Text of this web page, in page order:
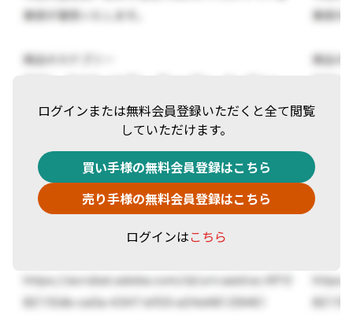
ログインまたは無料会員登録いただくと全て閲覧
していただけます。
買い手様の無料会員登録はこちら
売り手様の無料会員登録はこちら
ログインはこちら